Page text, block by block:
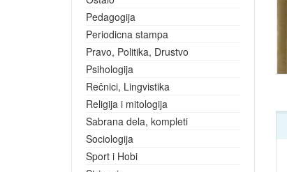
Pedagogija
Periodicna stampa
Pravo, Politika, Drustvo
Psihologija
Rečnici, Lingvistika
Religija i mitologija
Sabrana dela, kompleti
Sociologija
Sport i Hobi